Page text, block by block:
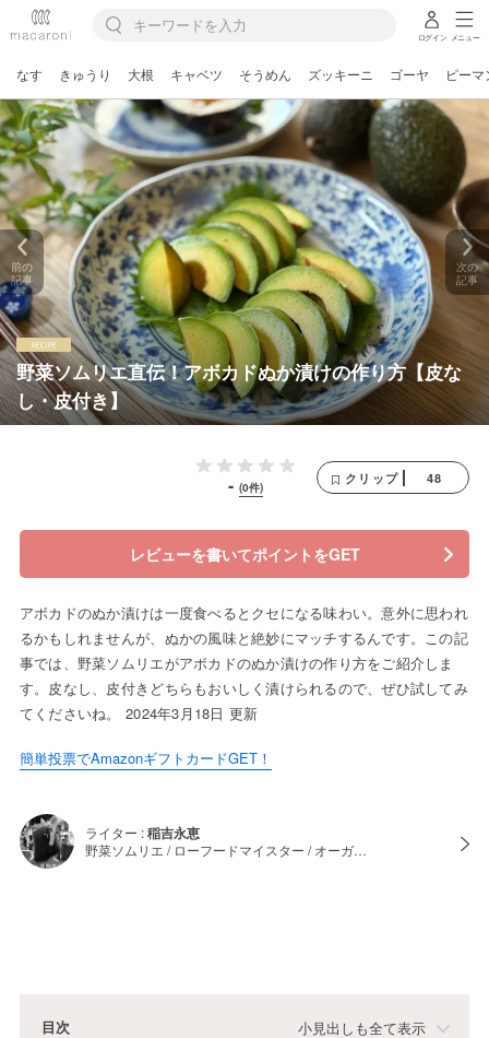
ログイン メニュー
なす きゅうり 大根 キャベツ そうめん ズッキーニ ゴーヤ ピーマ
野菜ソムリエ直伝！アボカドぬか漬けの作り方【皮な
し・皮付き】
前の
記事
次の
記事
- (0件)
クリップ 48
レビューを書いてポイントをGET
アボカドのぬか漬けは一度食べるとクセになる味わい。意外に思われ
るかもしれませんが、ぬかの風味と絶妙にマッチするんです。この記
事では、野菜ソムリエがアボカドのぬか漬けの作り方をご紹介しま
す。皮なし、皮付きどちらもおいしく漬けられるので、ぜひ試してみ
てくださいね。 2024年3月18日 更新
簡単投票でAmazonギフトカードGET！
ライター :稲吉永恵
野菜ソムリエ / ローフードマイスター / オーガ…
目次 小見出しも全て表示